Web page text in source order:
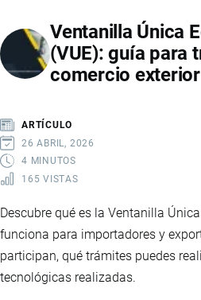
USO,
REQUISITOS
Y
SISTEMA
ADUANERO
ECUADOR
Ventanilla Única
(VUE): guía para
comercio exterior
ARTÍCULO
26 ABRIL, 2026
4 MINUTOS
165 VISTAS
Descubre qué es la Ventanilla
funciona para importadores y
participan, qué trámites puedes
tecnológicas realizadas.